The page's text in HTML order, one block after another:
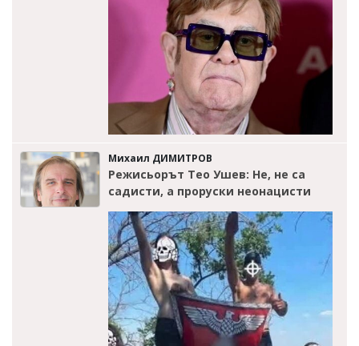
Михаил ДИМИТРОВ
Режисьорът Тео Ушев: Не, не са
садисти, а проруски неонацисти